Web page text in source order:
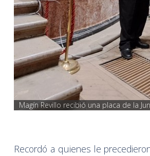
Magín Revillo recibió una placa de la
Recordó a quienes le